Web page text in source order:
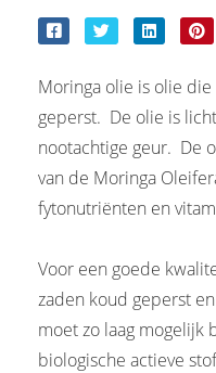
Moringa olie is olie
geperst. De olie is
nootachtige geur. De
van de Moringa
fytonutriënten en
Voor een goede
zaden koud geperst
moet zo laag mogelijk
biologische actieve